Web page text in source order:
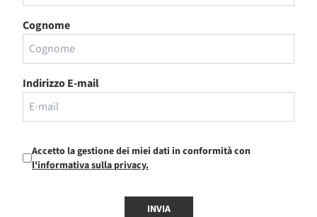
Cognome
Indirizzo E-mail
Accetto la gestione dei miei dati in conformità con
l'informativa sulla privacy.
INVIA